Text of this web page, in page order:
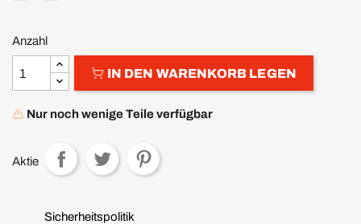
Anzahl
IN DEN WARENKORB LEGEN
Nur noch wenige Teile verfügbar
Aktie
Sicherheitspolitik